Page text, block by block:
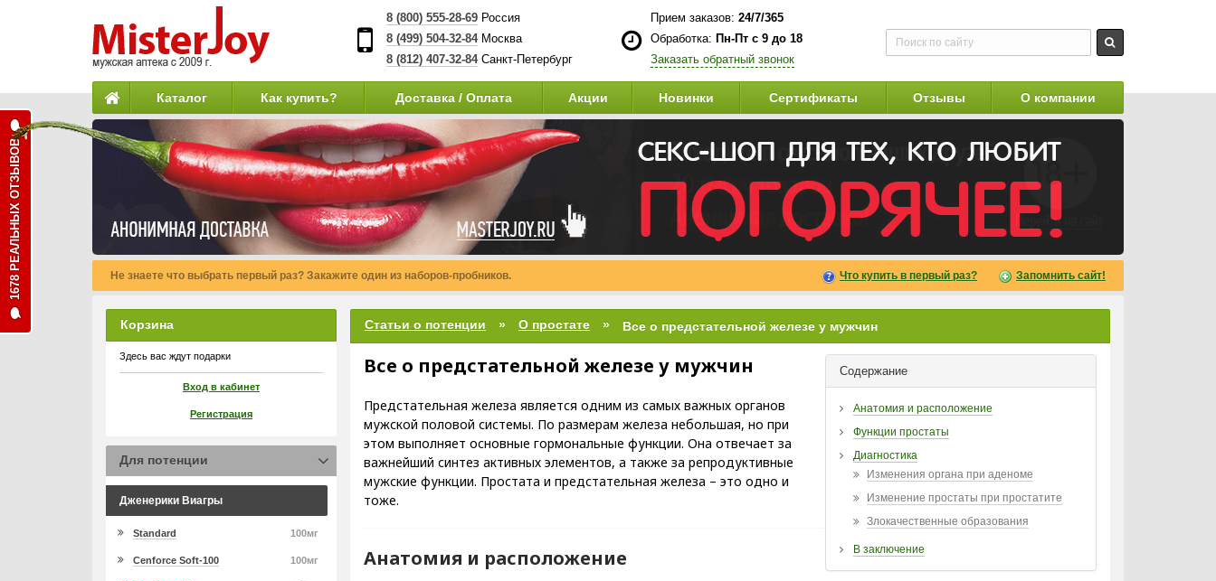
8 (800) 555-28-69Россия
8 (499) 504-32-84Москва
8 (812) 407-32-84 Санкт-Петербург
Прием заказов: 24/7/365
Обработка: Пн-Пт с 9 до 18
Заказать обратный звонок
Каталог Как купить? Доставка / Оплата Акции Новинки Сертификаты Отзывы О компании
Таблетка одна, а удовольствие получают двое! Что купить в первый раз? Запомнить сайт!
Статьи о потенции О простате Все о предстательной железе у мужчин
Содержание
Анатомия и расположение
Функции простаты
Диагностика
Изменения органа при аденоме
Изменение простаты при простатите
Злокачественные образования
В заключение
Все о предстательной железе у мужчин
Предстательная железа является одним из самых важных органов
мужской половой системы. По размерам железа небольшая, но при
этом выполняет основные гормональные функции. Она отвечает за
важнейший синтез активных элементов, а также за репродуктивные
мужские функции. Простата и предстательная железа – это одно и
тоже.
Анатомия и расположение
Корзина
Здесь вас ждут подарки
Вход в кабинет
Регистрация
Для потенции
Дженерики Виагры
100мг
Standard
100мг
Cenforce Soft-100
1678 РЕАЛЬНЫХ ОТЗЫВОВ